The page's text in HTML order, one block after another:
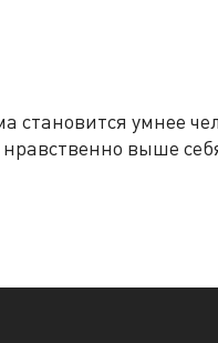
становится умнее
выше